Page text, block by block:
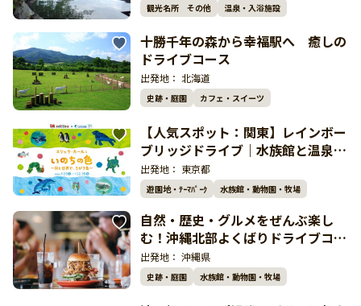
観光名所 その他 温泉・入浴施設
十勝千年の森から幸福駅へ 癒しの
ドライブコース
出発地： 北海道
史跡・庭園 カフェ・スイーツ
【人気スポット：関東】レインボー
ブリッジドライブ｜水族館と温泉を
巡る湾岸リラックス旅
出発地： 東京都
遊園地・ﾃｰﾏﾊﾟｰｸ 水族館・動物園・牧場
自然・歴史・グルメをぜんぶ楽し
む！沖縄北部よくばりドライブコー
ス
出発地： 沖縄県
史跡・庭園 水族館・動物園・牧場